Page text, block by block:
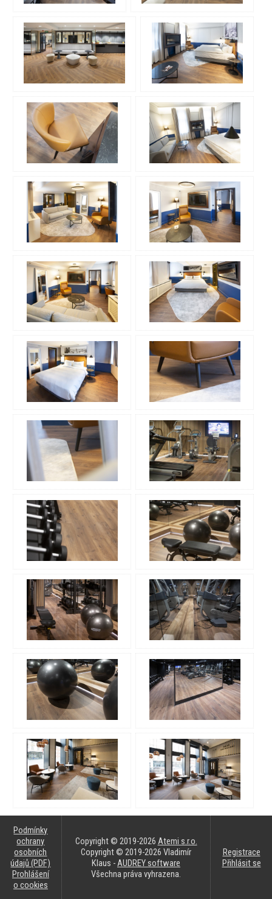
Podmínky
ochrany
osobních
údajů (PDF)
Prohlášení
o cookies
Copyright © 2019-2026 Atemi s.r.o.
Copyright © 2019-2026 Vladimír
Klaus - AUDREY software
Všechna práva vyhrazena.
Registrace
Přihlásit se